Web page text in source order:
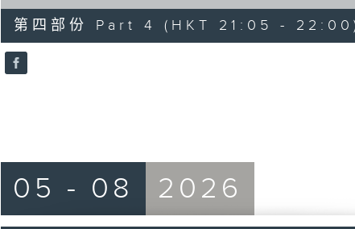
55
minutes,
9
seconds
90%
第四部份 Part 4 (HKT 21:05 -
05 - 08 2026